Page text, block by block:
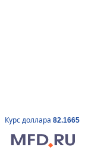
Курс доллара 82.1665